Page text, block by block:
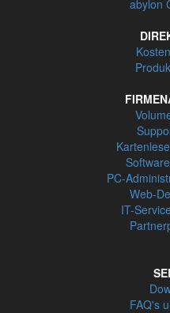
abylon
PC-
Web-
IT-
FAQ's